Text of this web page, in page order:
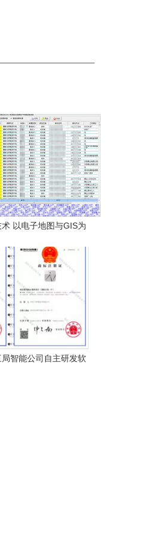
以电子地图与GIS为
智能公司自主研发软